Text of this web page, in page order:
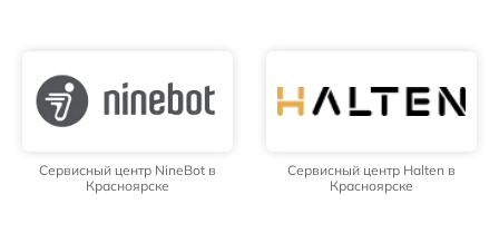
Сервисный центр NineBot в
Красноярске
Сервисный центр Halten в
Красноярске